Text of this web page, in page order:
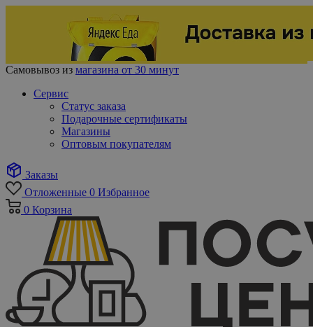
Самовывоз из магазина от 30 минут
Сервис
Статус заказа
Подарочные сертификаты
Магазины
Оптовым покупателям
Заказы
Отложенные 0 Избранное
0 Корзина